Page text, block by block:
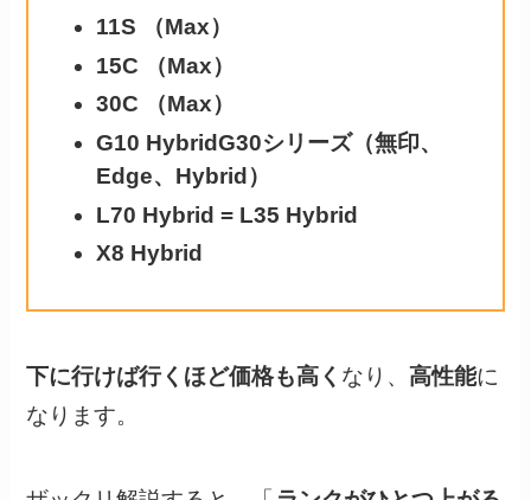
11S （Max）
15C （Max）
30C （Max）
G10 HybridG30シリーズ（無印、
Edge、Hybrid）
L70 Hybrid = L35 Hybrid
X8 Hybrid
下に行けば行くほど価格も高く なり、高性能に
なります。